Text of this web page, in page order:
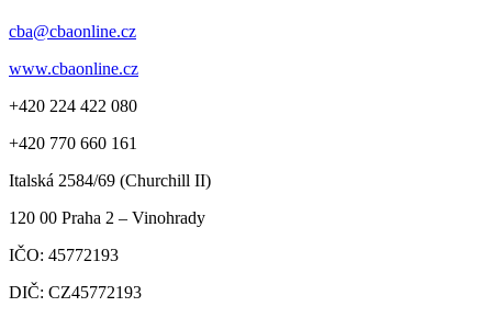
cba@cbaonline.cz
www.cbaonline.cz
+420 224 422 080
+420 770 660 161
Italská 2584/69 (Churchill II)
120 00 Praha 2 – Vinohrady
IČO: 45772193
DIČ: CZ45772193